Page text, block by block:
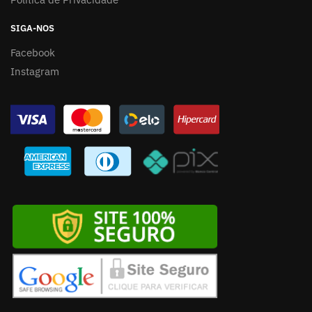
SIGA-NOS
Facebook
Instagram